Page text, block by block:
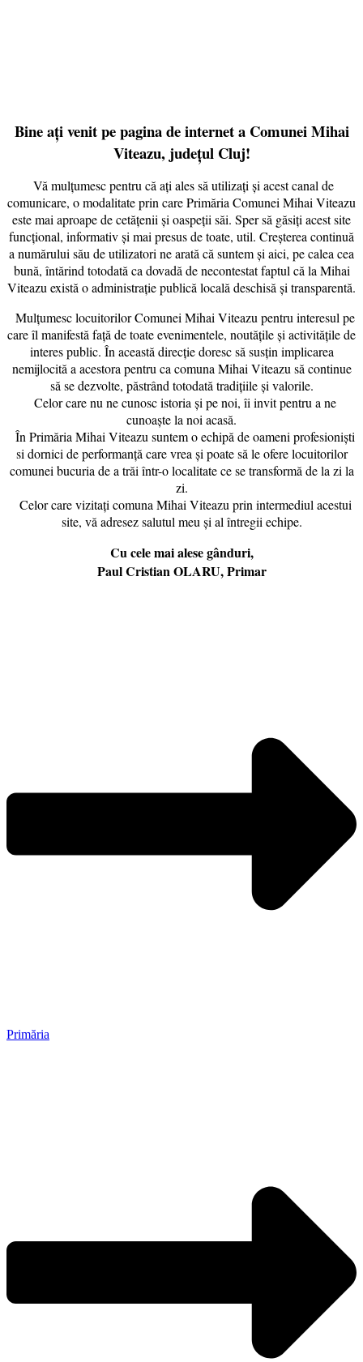
Bine ați venit pe pagina de internet a Comunei Mihai
Viteazu, județul Cluj!
Vă mulțumesc pentru că ați ales să utilizați și acest canal de
comunicare, o modalitate prin care Primăria Comunei Mihai Viteazu
este mai aproape de cetățenii și oaspeții săi. Sper să găsiți acest site
funcțional, informativ și mai presus de toate, util. Creșterea continuă
a numărului său de utilizatori ne arată că suntem și aici, pe calea cea
bună, întărind totodată ca dovadă de necontestat faptul că la Mihai
Viteazu există o administrație publică locală deschisă și transparentă.
Mulțumesc locuitorilor Comunei Mihai Viteazu pentru interesul pe
care îl manifestă față de toate evenimentele, noutățile și activitățile de
interes public. În această direcție doresc să susțin implicarea
nemijlocită a acestora pentru ca comuna Mihai Viteazu să continue
să se dezvolte, păstrând totodată tradițiile și valorile.
Celor care nu ne cunosc istoria și pe noi, îi invit pentru a ne
cunoaște la noi acasă.
În Primăria Mihai Viteazu suntem o echipă de oameni profesioniști
si dornici de performanță care vrea și poate să le ofere locuitorilor
comunei bucuria de a trăi într-o localitate ce se transformă de la zi la
zi.
Celor care vizitați comuna Mihai Viteazu prin intermediul acestui
site, vă adresez salutul meu și al întregii echipe.
Cu cele mai alese gânduri,
Paul Cristian OLARU, Primar
Primăria